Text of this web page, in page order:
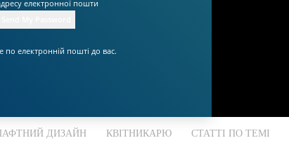
електронної пошти
по електронній пошті до вас.
ДИЗАЙН КВІТНИКАРЮ СТАТТІ ПО ТЕМІ